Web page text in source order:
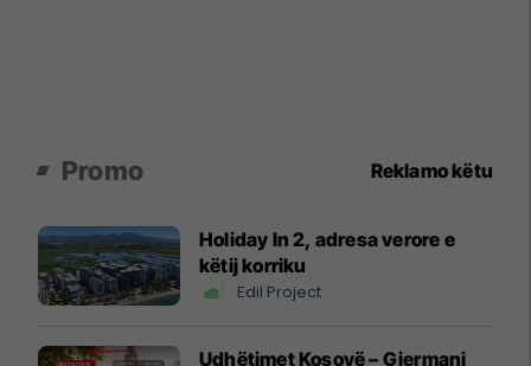
Promo Reklamo këtu
Holiday In 2, adresa verore e
këtij korriku
Edil Project
Udhëtimet Kosovë – Gjermani